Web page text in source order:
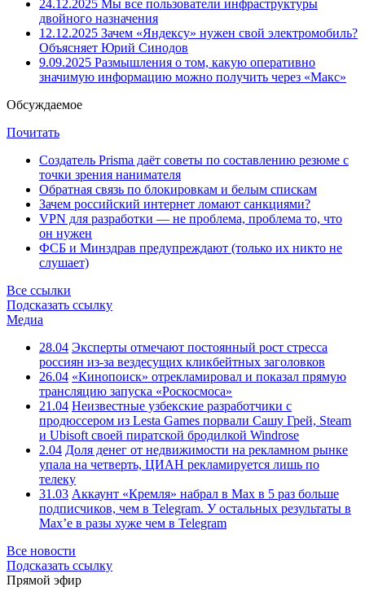
24.12.2025 Мы все пользователи инфраструктуры
двойного назначения
12.12.2025 Зачем «Яндексу» нужен свой электромобиль?
Объясняет Юрий Синодов
9.09.2025 Размышления о том, какую оперативно
значимую информацию можно получить через «Макс»
Обсуждаемое
Почитать
Создатель Prisma даёт советы по составлению резюме с
точки зрения нанимателя
Обратная связь по блокировкам и белым спискам
Зачем российский интернет ломают санкциями?
VPN для разработки — не проблема, проблема то, что
он нужен
ФСБ и Минздрав предупреждают (только их никто не
слушает)
Все ссылки
Подсказать ссылку
Медиа
28.04 Эксперты отмечают постоянный рост стресса
россиян из-за вездесущих кликбейтных заголовков
26.04 «Кинопоиск» отрекламировал и показал прямую
трансляцию запуска «Роскосмоса»
21.04 Неизвестные узбекские разработчики с
продюссером из Lesta Games порвали Сашу Грей, Steam
и Ubisoft своей пиратской бродилкой Windrose
2.04 Доля денег от недвижимости на рекламном рынке
упала на четверть, ЦИАН рекламируется лишь по
телеку
31.03 Аккаунт «Кремля» набрал в Max в 5 раз больше
подписчиков, чем в Telegram. У остальных результаты в
Max’е в разы хуже чем в Telegram
Все новости
Подсказать ссылку
Прямой эфир